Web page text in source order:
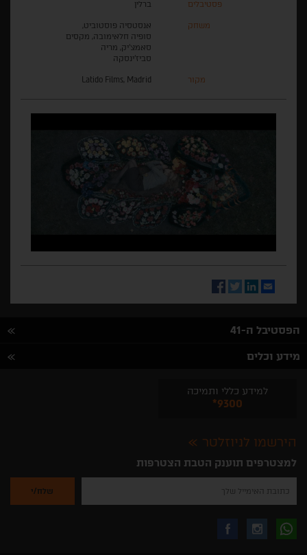
פסטיבלים ברלין
משחק
אנסטסיה פוסטוביט,
סופיה חלאימובה, מקסים
סאמצ'יק, מריה
סביז'ינסקה
מקור Latido Films, Madrid
Email
LinkedIn
Twitter
Facebook
הפסטיבל ה-41
מידע וכלים
למידע כללי ותמיכה
*9300
הירשמו לניוזלטר
למצטרפים תוענק הטבת הצטרפות
להזין
שלך
לקבלת עקבו